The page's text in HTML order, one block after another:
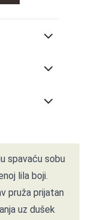
spavaću sobu
lila boji.
pruža prijatan
uz dušek